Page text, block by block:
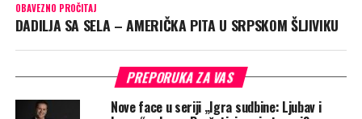
OBAVEZNO PROČITAJ
DADILJA SA SELA – AMERIČKA PITA U SRPSKOM ŠLJIVIKU
PREPORUKA ZA VAS
Nove face u seriji „Igra sudbine: Ljubav i